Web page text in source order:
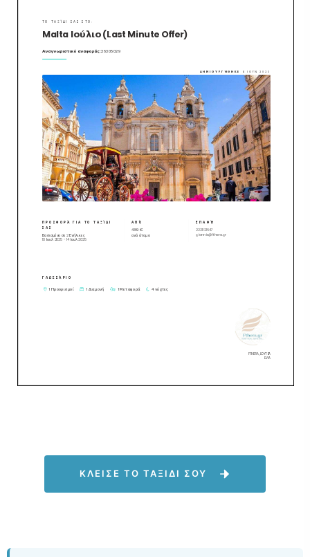
ΚΛΕΙΣΕ ΤΟ ΤΑΞΙΔΙ ΣΟΥ